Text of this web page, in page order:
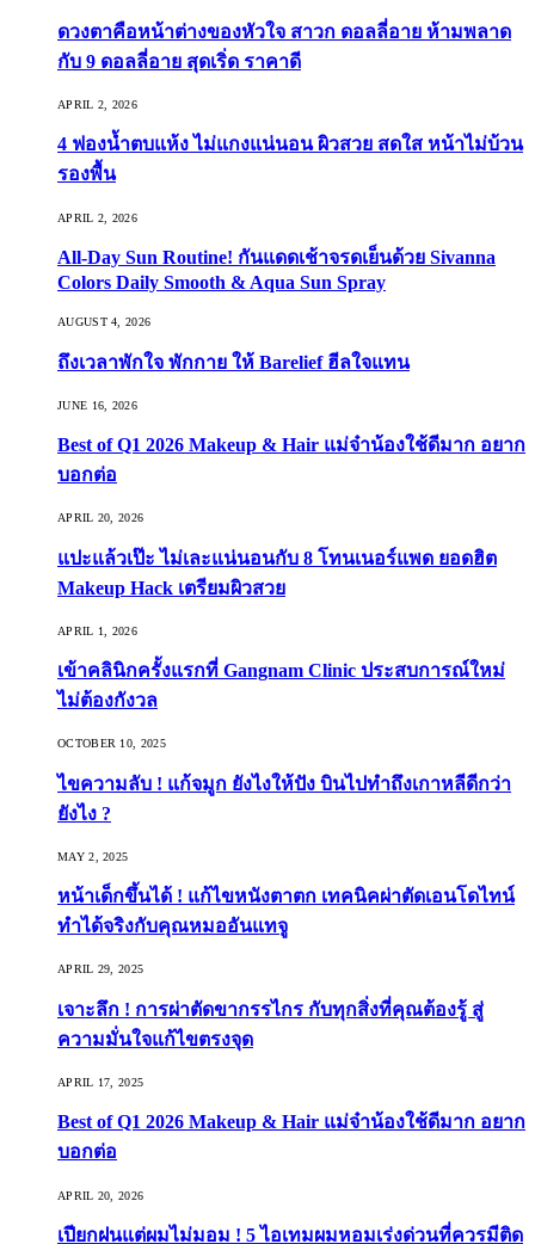
ดวงตาคือหน้าต่างของหัวใจ สาวก ดอลลี่อาย ห้ามพลาด
กับ 9 ดอลลี่อาย สุดเริ่ด ราคาดี
APRIL 2, 2026
4 ฟองน้ำตบแห้ง ไม่แกงแน่นอน ผิวสวย สดใส หน้าไม่บ้วน
รองพื้น
APRIL 2, 2026
All-Day Sun Routine! กันแดดเช้าจรดเย็นด้วย Sivanna
Colors Daily Smooth & Aqua Sun Spray
AUGUST 4, 2026
ถึงเวลาพักใจ พักกาย ให้ Barelief ฮีลใจแทน
JUNE 16, 2026
Best of Q1 2026 Makeup & Hair แม่จ๋าน้องใช้ดีมาก อยาก
บอกต่อ
APRIL 20, 2026
แปะแล้วเป๊ะ ไม่เละแน่นอนกับ 8 โทนเนอร์แพด ยอดฮิต
Makeup Hack เตรียมผิวสวย
APRIL 1, 2026
เข้าคลินิกครั้งแรกที่ Gangnam Clinic ประสบการณ์ใหม่
ไม่ต้องกังวล
OCTOBER 10, 2025
ไขความลับ ! แก้จมูก ยังไงให้ปัง บินไปทำถึงเกาหลีดีกว่า
ยังไง ?
MAY 2, 2025
หน้าเด็กขึ้นได้ ! แก้ไขหนังตาตก เทคนิคผ่าตัดเอนโดไทน์
ทำได้จริงกับคุณหมออันแทจู
APRIL 29, 2025
เจาะลึก ! การผ่าตัดขากรรไกร กับทุกสิ่งที่คุณต้องรู้ สู่
ความมั่นใจแก้ไขตรงจุด
APRIL 17, 2025
Best of Q1 2026 Makeup & Hair แม่จ๋าน้องใช้ดีมาก อยาก
บอกต่อ
APRIL 20, 2026
เปียกฝนแต่ผมไม่มอม ! 5 ไอเทมผมหอมเร่งด่วนที่ควรมีติด